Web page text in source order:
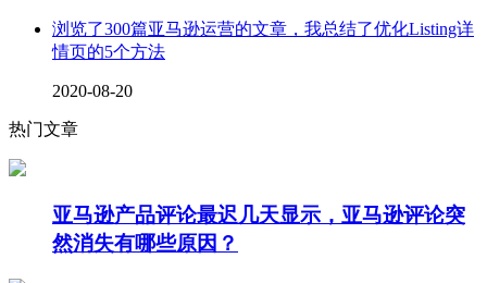
浏览了300篇亚马逊运营的文章，我总结了优化Listing详
情页的5个方法
2020-08-20
热门文章
亚马逊产品评论最迟几天显示，亚马逊评论突
然消失有哪些原因？